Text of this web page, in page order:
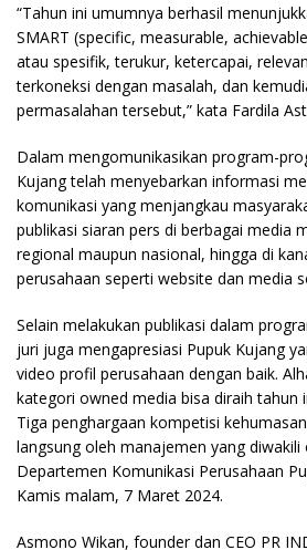
“Tahun ini umumnya berhasil
SMART (specific, measurable,
atau spesifik, terukur, ketercapai,
terkoneksi dengan masalah, dan
permasalahan tersebut,” kata Fardila
Dalam mengomunikasikan program-
Kujang telah menyebarkan informasi
komunikasi yang menjangkau
publikasi siaran pers di berbagai media
regional maupun nasional, hingga di
perusahaan seperti website dan media
Selain melakukan publikasi dalam
juri juga mengapresiasi Pupuk Kujang
video profil perusahaan dengan baik.
kategori owned media bisa diraih tahun
Tiga penghargaan kompetisi
langsung oleh manajemen yang diwakili
Departemen Komunikasi Perusahaan
Kamis malam, 7 Maret 2024.
Asmono Wikan, founder dan CEO PR